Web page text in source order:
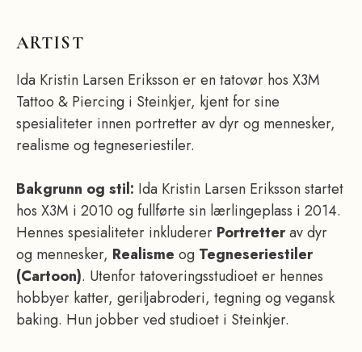
ARTIST
Ida Kristin Larsen Eriksson er en tatovør hos X3M
Tattoo & Piercing i Steinkjer, kjent for sine
spesialiteter innen portretter av dyr og mennesker,
realisme og tegneseriestiler.
Bakgrunn og stil: Ida Kristin Larsen Eriksson startet
hos X3M i 2010 og fullførte sin lærlingeplass i 2014.
Hennes spesialiteter inkluderer Portretterav dyr
og mennesker, Realisme og Tegneseriestiler
(Cartoon). Utenfor tatoveringsstudioet er hennes
hobbyer katter, geriljabroderi, tegning og vegansk
baking. Hun jobber ved studioet i Steinkjer.